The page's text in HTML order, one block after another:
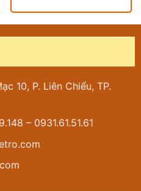
10, P. Liên Chiểu, TP.
– 0931.61.51.61